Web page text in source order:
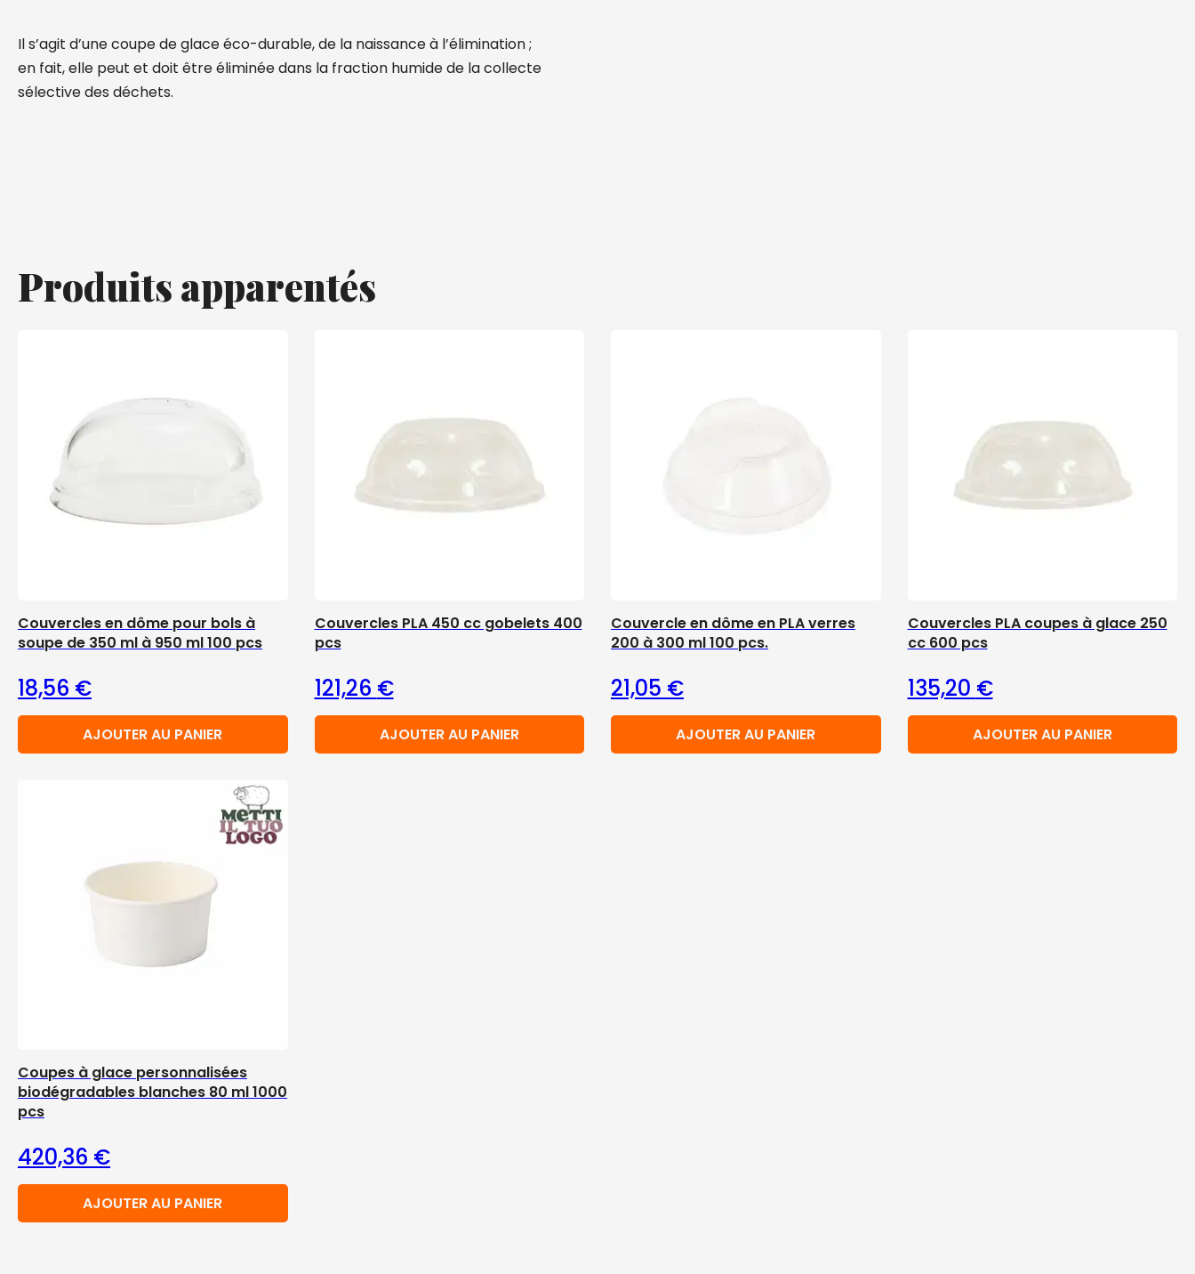
Il s’agit d’une coupe de glace éco-durable, de la naissance à l’élimination ;
en fait, elle peut et doit être éliminée dans la fraction humide de la collecte
sélective des déchets.
Produits apparentés
Couvercles en dôme pour bols à
soupe de 350 ml à 950 ml 100 pcs
18,56 €
AJOUTER AU PANIER
Couvercles PLA 450 cc gobelets 400
pcs
121,26 €
AJOUTER AU PANIER
Couvercle en dôme en PLA verres
200 à 300 ml 100 pcs.
21,05 €
AJOUTER AU PANIER
Couvercles PLA coupes à glace 250
cc 600 pcs
135,20 €
AJOUTER AU PANIER
Coupes à glace personnalisées
biodégradables blanches 80 ml 1000
pcs
420,36 €
AJOUTER AU PANIER